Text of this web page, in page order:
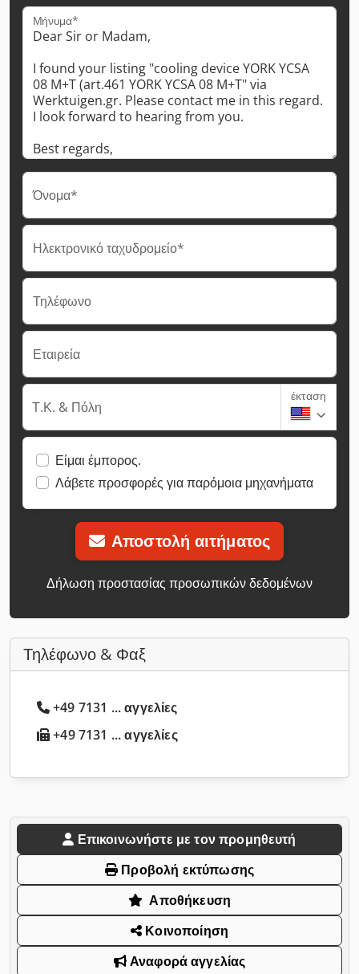
Μήνυμα*
Όνομα*
Ηλεκτρονικό ταχυδρομείο*
Τηλέφωνο
Εταιρεία
Τ.Κ. & Πόλη
έκταση
Είμαι έμπορος.
Λάβετε προσφορές για παρόμοια μηχανήματα
Αποστολή αιτήματος
Δήλωση προστασίας προσωπικών δεδομένων
Τηλέφωνο & Φαξ
+49 7131 ... αγγελίες
+49 7131 ... αγγελίες
Επικοινωνήστε με τον προμηθευτή
Προβολή εκτύπωσης
Αποθήκευση
Κοινοποίηση
Αναφορά αγγελίας